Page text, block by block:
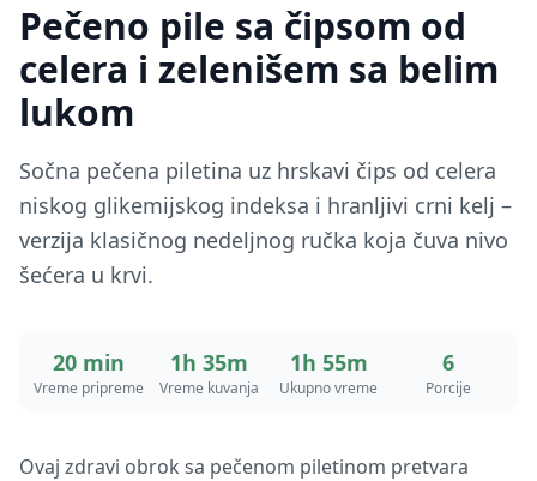
Pečeno pile sa čipsom od
celera i zelenišem sa belim
lukom
Sočna pečena piletina uz hrskavi čips od celera
niskog glikemijskog indeksa i hranljivi crni kelj –
verzija klasičnog nedeljnog ručka koja čuva nivo
šećera u krvi.
20 min
Vreme pripreme
1h 35m
Vreme kuvanja
1h 55m
Ukupno vreme
6
Porcije
Ovaj zdravi obrok sa pečenom piletinom pretvara